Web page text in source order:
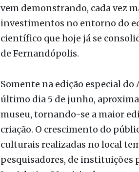
de Oliveira”, do programa
da participação do Coletivo
vem demonstrando, cada vez
investimentos no entorno do
de Fernandópolis.
Somente na edição especial do
último dia 5 de junho,
museu, tornando-se a maior
criação. O crescimento do